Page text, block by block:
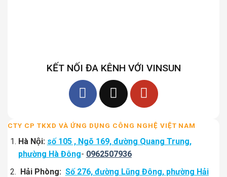
KẾT NỐI ĐA KÊNH VỚI VINSUN
CTY CP TKXD VÀ ỨNG DỤNG CÔNG NGHỆ VIỆT NAM
Hà Nội: số 105 , Ngõ 169, đường Quang Trung,
phường Hà Đông- 0962507936
Hải Phòng: Số 276, đường Lũng Đông, phường Hải